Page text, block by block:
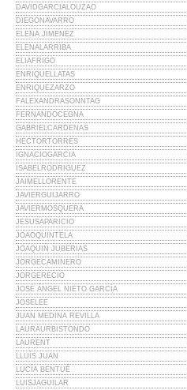
DAVIDGARCIALOUZAO
DIEGONAVARRO
ELENA JIMENEZ
ELENALARRIBA
ELIAFRIGO
ENRIQUELLATAS
ENRIQUEZARZO
FALEXANDRASONNTAG
FERNANDOCEGNA
GABRIELCARDENAS
HECTORTORRES
IGNACIOGARCIA
ISABELRODRIGUEZ
JAIMELLORENTE
JAVIERGUIJARRO
JAVIERMOSQUERA
JESUSAPARICIO
JOAOQUINTELA
JOAQUIN JUBERIAS
JORGECAMINERO
JORGERECIO
JOSÉ ÁNGEL NIETO GARCÍA
JOSELEE
JUAN MEDINA REVILLA
LAURAURBISTONDO
LAURENT
LLUÍS JUAN
LUCÍA BENTUÉ
LUISJAGUILAR